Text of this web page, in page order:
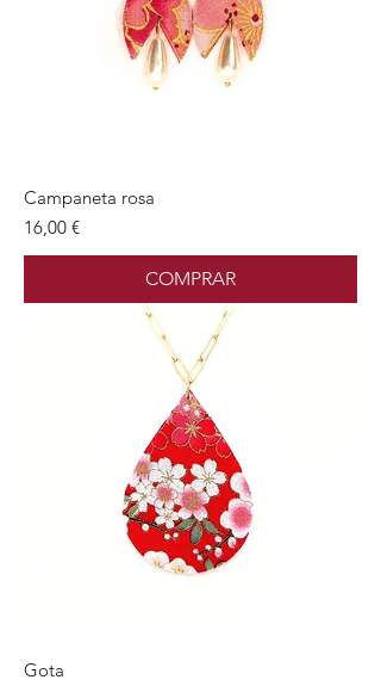
Campaneta rosa
Preu
16,00 €
COMPRAR
Gota